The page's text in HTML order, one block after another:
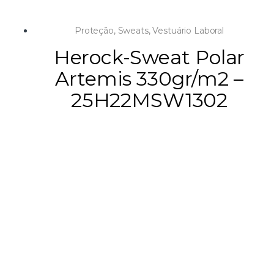
Proteção, Sweats,Vestuário Laboral
Herock-Sweat Polar
Artemis 330gr/m2 –
25H22MSW1302